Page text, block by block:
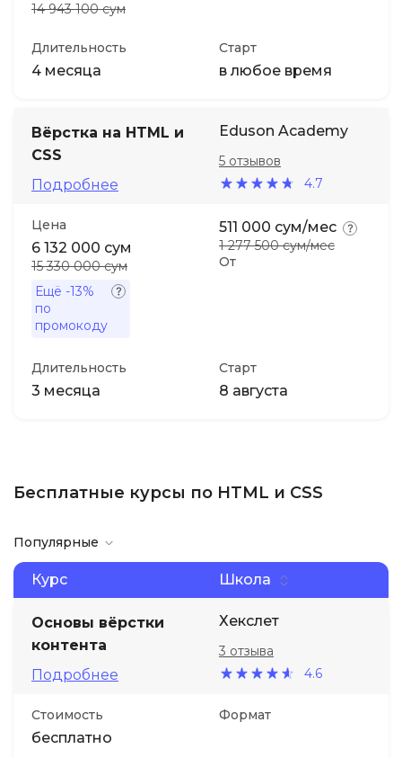
14 943 100 сум
Длительность
4 месяца
Старт
в любое время
Вёрстка на HTML и
CSS
Подробнее
Eduson Academy
4.7
5 отзывов
Цена
6 132 000 сум
15 330 000 сум
Ещё -13%
по
промокоду
От
511 000 сум/мес
1 277 500 сум/мес
Длительность
3 месяца
Старт
8 августа
Бесплатные курсы по HTML и CSS
Популярные
Курс Школа
Основы вёрстки
контента
Подробнее
Хекслет
4.6
3 отзыва
Стоимость
бесплатно
Формат